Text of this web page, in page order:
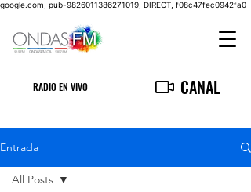
google.com, pub-9826011386271019, DIRECT, f08c47fec0942fa0
RADIO EN VIVO CANAL
Entrada
All Posts